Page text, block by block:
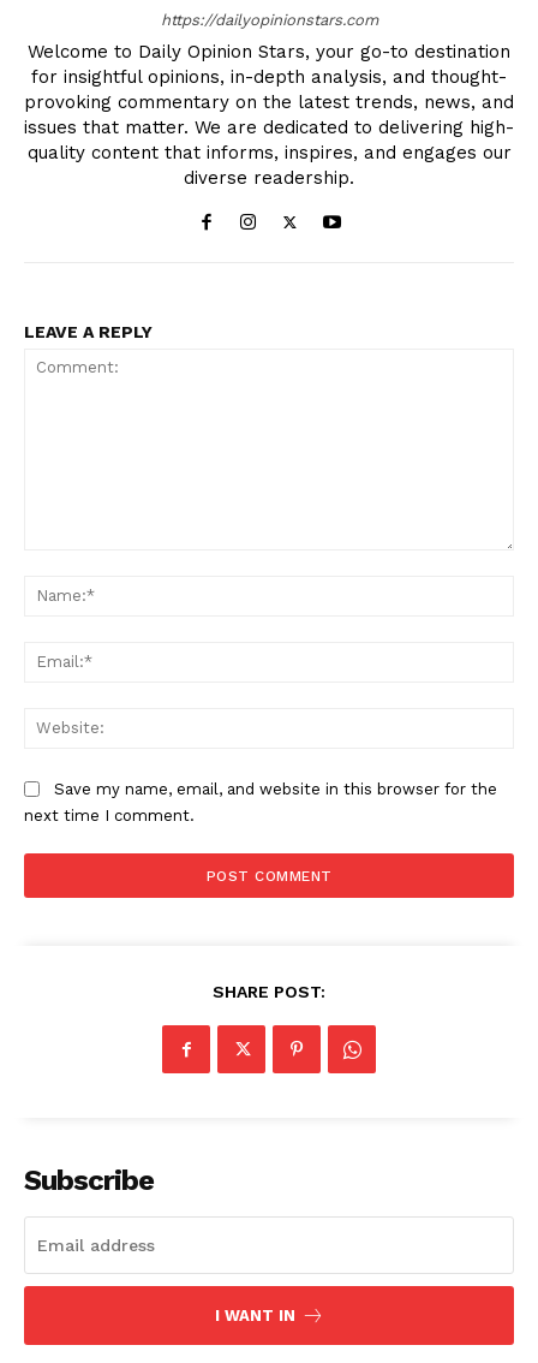
https://dailyopinionstars.com
Welcome to Daily Opinion Stars, your go-to destination
for insightful opinions, in-depth analysis, and thought-
provoking commentary on the latest trends, news, and
issues that matter. We are dedicated to delivering high-
quality content that informs, inspires, and engages our
diverse readership.
LEAVE A REPLY
Save my name, email, and website in this browser for the
next time I comment.
SHARE POST:
Subscribe
I WANT IN